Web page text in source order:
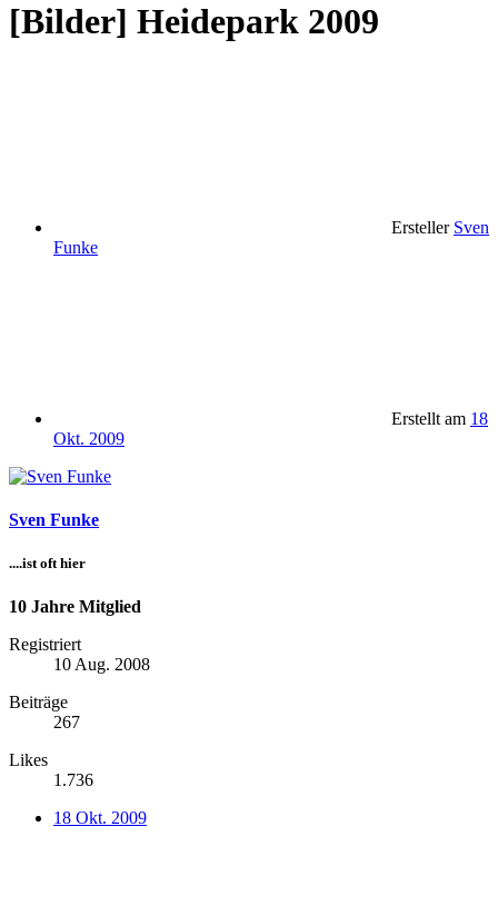
[Bilder] Heidepark 2009
Ersteller Sven
Funke
Erstellt am 18
Okt. 2009
Sven Funke
....ist oft hier
10 Jahre Mitglied
Registriert
10 Aug. 2008
Beiträge
267
Likes
1.736
18 Okt. 2009